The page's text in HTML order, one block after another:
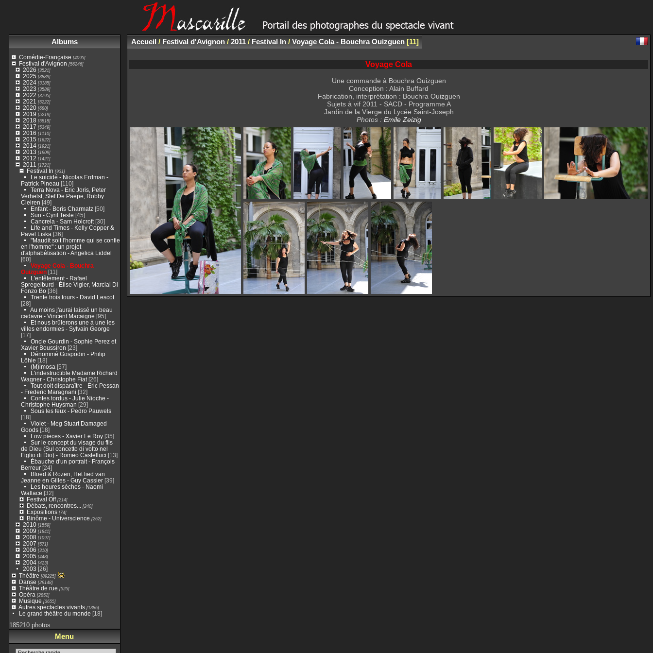
Albums
Comédie-Française [4095]
Festival d'Avignon [56246]
2026 [3521]
2025 [3889]
2024[3185]
2023 [3589]
2022 [3795]
2021 [5222]
2020[680]
2019 [5219]
2018 [5818]
2017 [5349]
2016 [1110]
2015 [1622]
2014[1921]
2013 [1909]
2012 [1421]
2011 [1721]
Festival In [931]
Le suicidé - Nicolas Erdman -
Patrick Pineau [110]
Terra Nova - Eric Joris, Peter
Verhelst, Stef De Paepe, Robby
Cleiren [49]
Enfant - Boris Charmatz[50]
Sun - Cyril Teste [45]
Cancrela - Sam Holcroft[30]
Life and Times - Kelly Copper &
Pavel Liska [36]
"Maudit soit l'homme qui se confie
en l'homme" : un projet
d'alphabétisation - Angelica Liddel
[60]
Voyage Cola - Bouchra
Ouizguen[11]
L'entêtement - Rafael
Spregelburd - Élise Vigier, Marcial Di
Fonzo Bo[36]
Trente trois tours - David Lescot
[28]
Au moins j'aurai laissé un beau
cadavre - Vincent Macaigne [95]
Et nous brûlerons une à une les
villes endormies - Sylvain George
[17]
Oncle Gourdin - Sophie Perez et
Xavier Boussiron [23]
Dénommé Gospodin - Philip
Löhle [18]
(M)imosa [57]
L'indestructible Madame Richard
Wagner - Christophe Fiat[26]
Tout doit disparaître - Eric Pessan
- Frederic Maragnani [32]
Contes tordus - Julie Nioche -
Christophe Huysman [29]
Sous les feux - Pedro Pauwels
[18]
Violet - Meg Stuart Damaged
Goods[18]
Low pieces - Xavier Le Roy[35]
Sur le concept du visage du fils
de Dieu (Sul concetto di volto nel
Figlio di Dio) - Romeo Castelluci [13]
Ébauche d'un portrait - François
Berreur[24]
Bloed & Rozen, Het lied van
Jeanne en Gilles - Guy Cassier[39]
Les heures sèches - Naomi
Wallace [32]
Festival Off[214]
Débats, rencontres... [240]
Expositions[74]
Binôme - Universcience [262]
2010[1559]
2009 [1841]
2008 [1097]
2007 [571]
2006 [310]
2005 [448]
2004[423]
2003 [26]
Théâtre [89225]
Danse [29148]
Théâtre de rue [525]
Opéra [2852]
Musique [3655]
Autres spectacles vivants[1386]
Le grand théâtre du monde [18]
185210 photos
Menu
Accueil/ Festival d'Avignon/ 2011/ Festival In/ Voyage Cola - Bouchra Ouizguen 11
Voyage Cola
Une commande à Bouchra Ouizguen
Conception : Alain Buffard
Fabrication, interprétation : Bouchra Ouizguen
Sujets à vif 2011 - SACD - Programme A
Jardin de la Vierge du Lycée Saint-Joseph
Photos : Emile Zeizig